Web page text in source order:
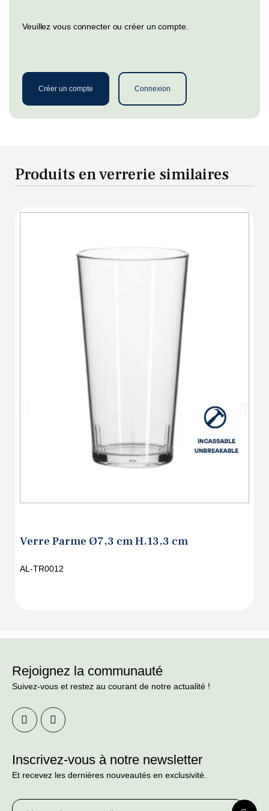
Veuillez vous connecter ou créer un compte.
Créer un compte Connexion
Produits en verrerie similaires
Verre Parme Ø7,3 cm H.13,3 cm
AL-TR0012
Rejoignez la communauté
Suivez-vous et restez au courant de notre actualité !
Inscrivez-vous à notre newsletter
Et recevez les dernières nouveautés en exclusivité.